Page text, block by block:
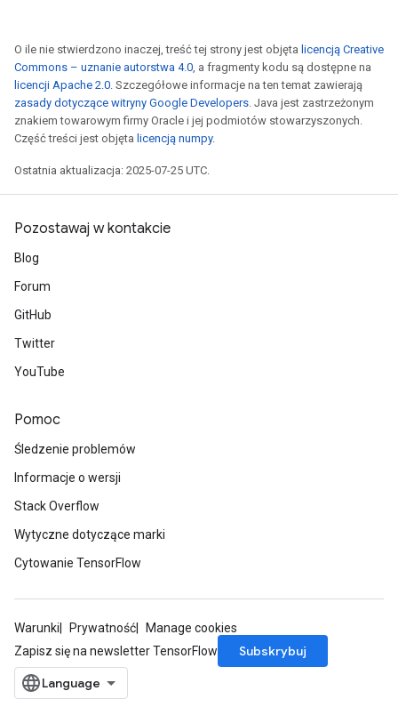
O ile nie stwierdzono inaczej, treść tej strony jest objęta licencją Creative
Commons – uznanie autorstwa 4.0, a fragmenty kodu są dostępne na
licencji Apache 2.0. Szczegółowe informacje na ten temat zawierają
zasady dotyczące witryny Google Developers. Java jest zastrzeżonym
znakiem towarowym firmy Oracle i jej podmiotów stowarzyszonych.
Część treści jest objęta licencją numpy.
Ostatnia aktualizacja: 2025-07-25 UTC.
Pozostawaj w kontakcie
Blog
Forum
GitHub
Twitter
YouTube
Pomoc
Śledzenie problemów
Informacje o wersji
Stack Overflow
Wytyczne dotyczące marki
Cytowanie TensorFlow
Warunki Prywatność
Manage cookies
Zapisz się na newsletter TensorFlow
Subskrybuj